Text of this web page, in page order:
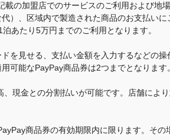
の加盟店でのサービスのご利用および地
）、区域内で製造された商品のお支払い
あたり5万円までのご利用となります。
を見せる、支払い金額を入力するなどの操
可能なPayPay商品券は2つまでとなりま
現金との分割払いが可能です。店舗によ
商品券の有効期限内に限ります。そ